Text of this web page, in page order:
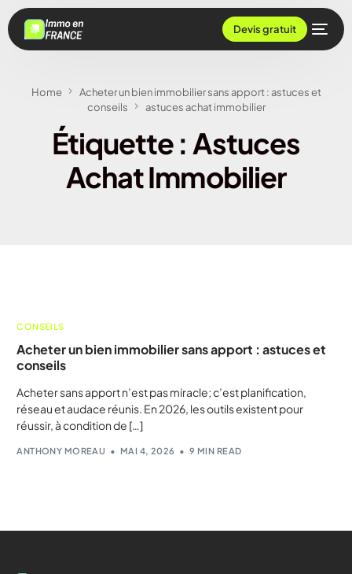
Devis gratuit
Home
Acheter un bien immobilier sans apport : astuces et
conseils
astuces achat immobilier
Étiquette : Astuces
Achat Immobilier
CONSEILS
Acheter un bien immobilier sans apport : astuces et
conseils
Acheter sans apport n’est pas miracle; c’est planification,
réseau et audace réunis. En 2026, les outils existent pour
réussir, à condition de […]
ANTHONY MOREAU MAI 4, 2026 9 MIN READ